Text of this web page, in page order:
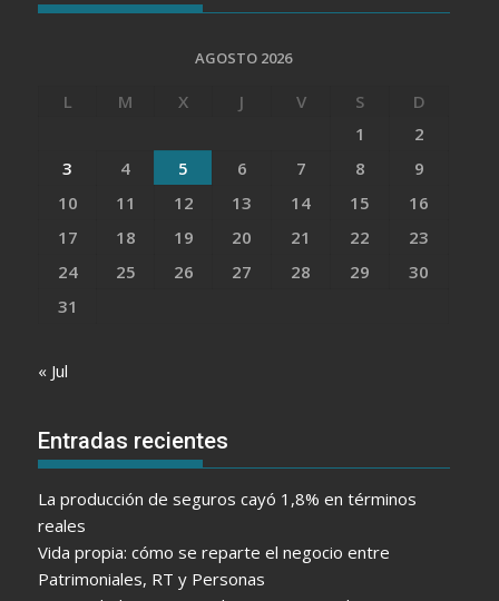
AGOSTO 2026
L M X J V S
D
1
2
3
4 5 6 7 8
9
10
11 12 13 14 15
16
17
18 19 20 21 22
23
24
25 26 27 28 29
30
31
« Jul
Entradas recientes
La producción de seguros cayó 1,8% en términos
reales
Vida propia: cómo se reparte el negocio entre
Patrimoniales, RT y Personas